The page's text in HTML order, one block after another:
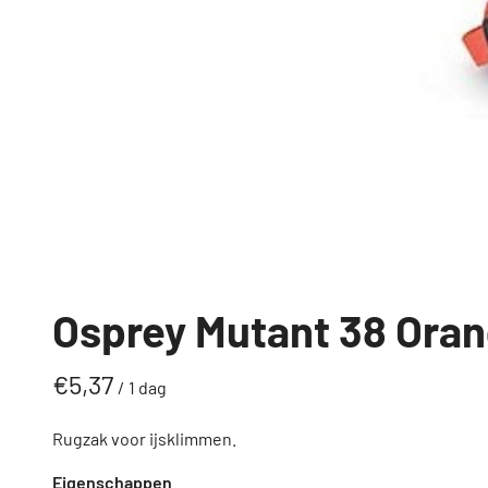
Osprey Mutant 38
/
Rugzak voor ijsklimmen.
Eigenschappen